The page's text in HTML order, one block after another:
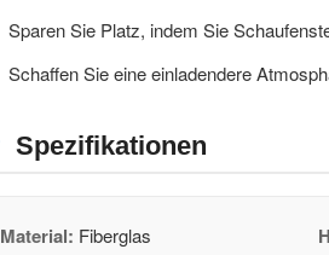
Sparen Sie Platz, indem Sie
Schaffen Sie eine einladendere
Spezifikationen
Material: Fiberglas